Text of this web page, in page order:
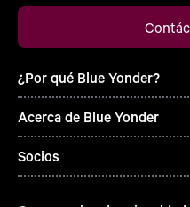
¿Por qué Blue Yonder?
Acerca de Blue Yonder
Socios